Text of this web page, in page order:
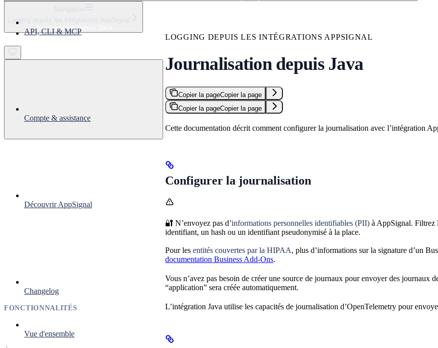
Get started
Logging depuis les intégrations AppSignal
Journalisation depuis Java
API, CLI & MCP
Compte & assistance
Découvrir AppSignal
Changelog
FONCTIONNALITÉS
Vue d'ensemble
LOGGING DEPUIS LES INTÉGRATIONS APPSIGNAL
Journalisation depuis Java
Copier la pageCopier la page
Copier la pageCopier la page
Cette documentation décrit comment configurer la journalisation avec l’intégration
Configurer la journalisation
🔐 N’envoyez pas d’informations personnelles identifiables (PII) à AppSignal. Filtrez
identifiant, un hash ou un identifiant pseudonymisé à la place.
Pour les entités couvertes par la HIPAA, plus d’informations sur la signature d’un
documentation Business Add-Ons.
Vous n’avez pas besoin de créer une source de journaux pour envoyer des
“application” sera créée automatiquement.
L’intégration Java utilise les capacités de journalisation d’OpenTelemetry pour